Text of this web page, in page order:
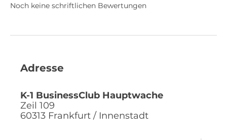
Noch keine schriftlichen Bewertungen
Adresse
K-1 BusinessClub Hauptwache
Zeil 109
60313 Frankfurt / Innenstadt